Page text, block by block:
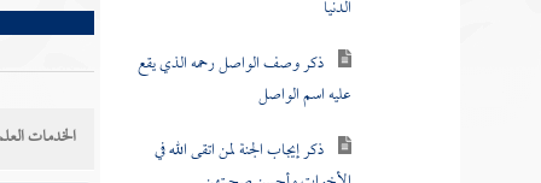
عليه اسم الواصل
الأخوات وأحسن صحبتهن
الخدمات